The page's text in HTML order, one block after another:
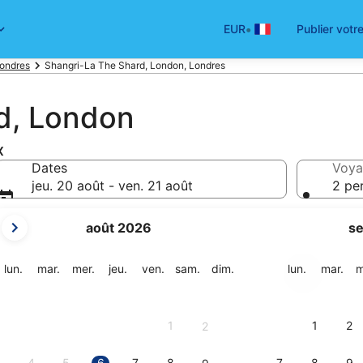
EUR• Publier
Shangri-La The Shard, London, Londres
London
Dates
jeu. 20 août - ven. 21 août
mois
sont
août 2026
lun. lundimar. mardi
mer. mercredi
jeu. jeudiven. vendredi
sam. samedi
dim.
1 2
lun. lundimar.
1 2
2